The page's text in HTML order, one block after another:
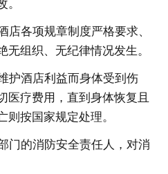
。
店各项规章制度严格要求、
组织、无纪律情况发生。
护酒店利益而身体受到伤
医疗费用，直到身体恢复且
则按国家规定处理。
门的消防安全责任人，对消